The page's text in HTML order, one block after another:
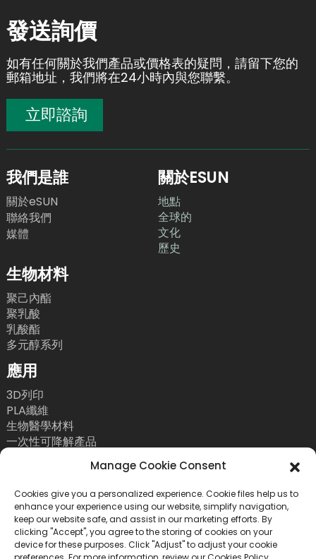
發送詢價
如有任何關於我們產品或價格表的疑問，請留下您的
郵箱地址，我們將在24小時內與您聯繫。
立即諮詢
我們是誰
關於eSUN
聯絡我們
媒體
關於ESUN
地點
全球的
文化
歷史
生物材料
聚己內酯
聚乳酸
乳酸酯
多元醇系列
應用
3D列印
PLA纖維
生物醫學材料
一次性可降解產品
電話：+86 755 86393186
電子郵件：bright@esungroup.net
地址：中國深圳市南山區粵海街道高新南九路55號微
軟科通大廈15A
Manage Cookie Consent
Cookies give you a personalized experience. Cookie files help us to
enhance your experience using our website, simplify navigation,
keep our website safe, and assist in our marketing efforts. By
clicking "Accept", you agree to the storing of cookies on your
device for these purposes. Click "Adjust" to adjust your cookie